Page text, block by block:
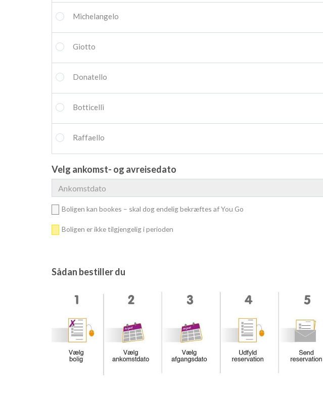
Michelangelo
Giotto
Donatello
Botticelli
Raffaello
Velg ankomst- og avreisedato
Boligen kan bookes – skal dog endelig bekræftes af You Go
Boligen er ikke tilgjengelig i perioden
Sådan bestiller du